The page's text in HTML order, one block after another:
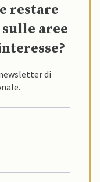
restare
aree
di